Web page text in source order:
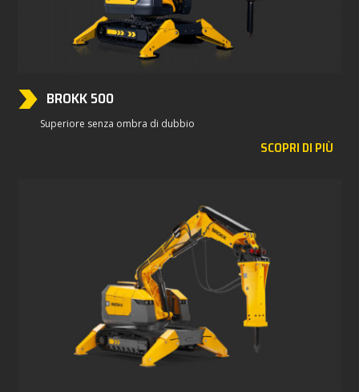
BROKK 500
Superiore senza ombra di dubbio
SCOPRI DI PIÙ